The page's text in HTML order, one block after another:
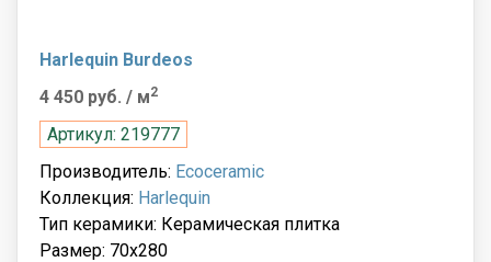
Harlequin Burdeos
4 450 руб. / м2
Артикул: 219777
Производитель: Ecoceramic
Коллекция: Harlequin
Тип керамики: Керамическая плитка
Размер: 70x280